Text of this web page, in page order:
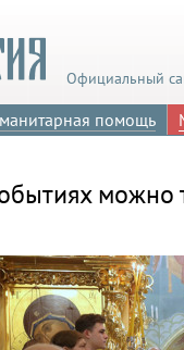
Официальный
помощь
можно